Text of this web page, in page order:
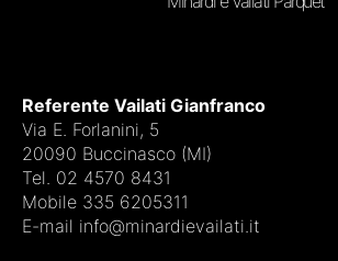
Referente Vailati Gianfranco
Via E. Forlanini, 5
20090 Buccinasco (MI)
Tel. 02 4570 8431
Mobile 335 6205311
E-mail info@minardievailati.it